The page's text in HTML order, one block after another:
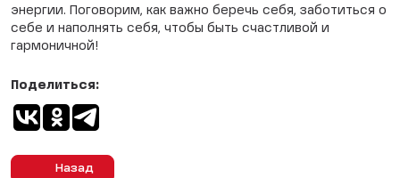
энергии. Поговорим, как важно беречь себя, заботиться о
себе и наполнять себя, чтобы быть счастливой и
гармоничной!
Назад
Поделиться: